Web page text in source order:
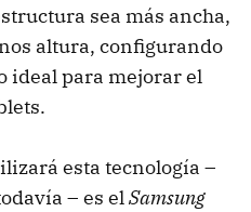
sea más ancha,
altura, configurando
ideal para mejorar el
esta tecnología –
– es elSamsung